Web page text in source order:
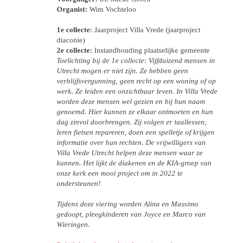
Organist: Wim Vochteloo
1e collecte: Jaarproject Villa Vrede (jaarproject
diaconie)
2e collecte: Instandhouding plaatselijke gemeente
Toelichting bij de 1e collecte: Vijfduizend mensen in
Utrecht mogen er niet zijn. Ze hebben geen
verblijfsvergunning, geen recht op een woning of op
werk. Ze leiden een onzichtbaar leven. In Villa Vrede
worden deze mensen wel gezien en bij hun naam
genoemd. Hier kunnen ze elkaar ontmoeten en hun
dag zinvol doorbrengen. Zij volgen er taallessen,
leren fietsen repareren, doen een spelletje of krijgen
informatie over hun rechten. De vrijwilligers van
Villa Vrede Utrecht helpen deze mensen waar ze
kunnen. Het lijkt de diakenen en de KIA-groep van
onze kerk een mooi project om in 2022 te
ondersteunen!
Tijdens deze viering worden Alina en Massimo
gedoopt, pleegkinderen van Joyce en Marco van
Wieringen.